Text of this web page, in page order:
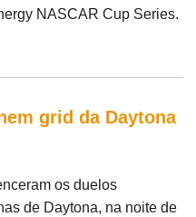
NASCAR Cup Series.
grid da Daytona
os duelos
de Daytona, na noite de